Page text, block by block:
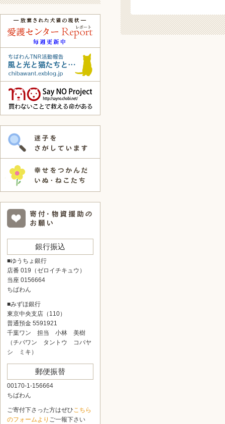
銀行振込
■ゆうちょ銀行
店番 019（ゼロイチキュウ）
当座 0156664
ちばわん
■みずほ銀行
東京中央支店（110）
普通預金 5591921
千葉ワン 担当 小林 美樹
（チバワン タントウ コバヤ
シ ミキ）
郵便振替
00170-1-156664
ちばわん
ご寄付下さった方はぜひこちら
のフォームより ご一報下さい